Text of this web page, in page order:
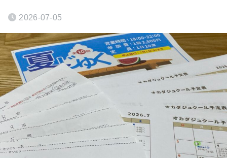
2026-07-05